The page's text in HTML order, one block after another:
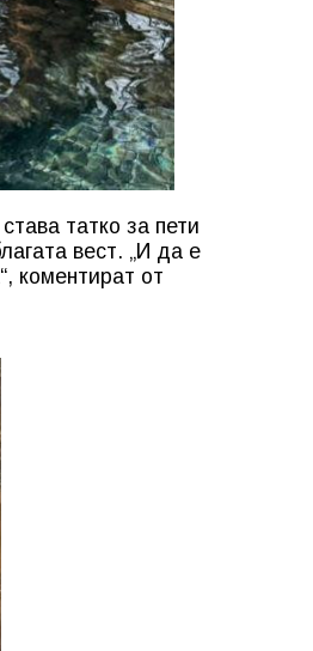
татко за пети
вест. „И да е
коментират от